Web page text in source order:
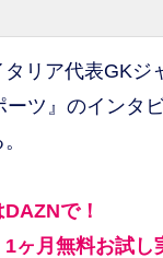
リア代表GKジ
ツ』のインタ
で！
ヶ月無料お試し